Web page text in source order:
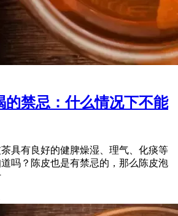
的禁忌：什么情况下不能
具有良好的健脾燥湿、理气、化痰等
吗？陈皮也是有禁忌的，那么陈皮泡